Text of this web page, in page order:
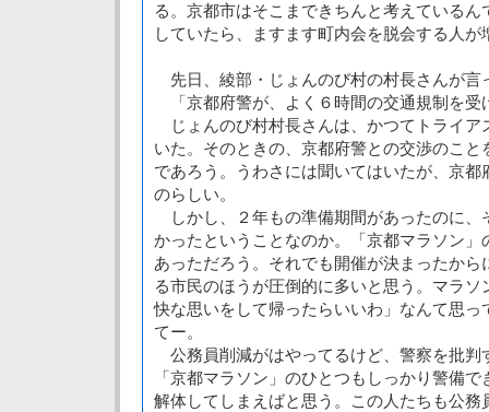
る。京都市はそこまできちんと考えている
していたら、ますます町内会を脱会する人
先日、綾部・じょんのび村の村長さんが言
「京都府警が、よく６時間の交通規制を受
じょんのび村村長さんは、かつてトライア
いた。そのときの、京都府警との交渉のこ
であろう。うわさには聞いてはいたが、京
のらしい。
しかし、２年もの準備期間があったのに、
かったということなのか。「京都マラソン」
あっただろう。それでも開催が決まったか
る市民のほうが圧倒的に多いと思う。マラ
快な思いをして帰ったらいいわ」なんて思っ
てー。
公務員削減がはやってるけど、警察を批判
「京都マラソン」のひとつもしっかり警備
解体してしまえばと思う。この人たちも公務